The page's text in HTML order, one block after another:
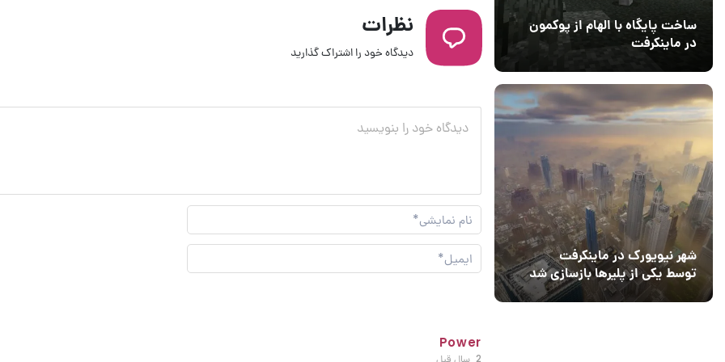
ساخت پایگاه با الهام از پوکمون
در ماینکرفت
شهر نیویورک در ماینکرفت
توسط یکی از پلیرها بازسازی شد
نظرات
دیدگاه خود را اشتراک گذارید
نام
نمایشی*
ایمیل*
Power
2 سال قبل